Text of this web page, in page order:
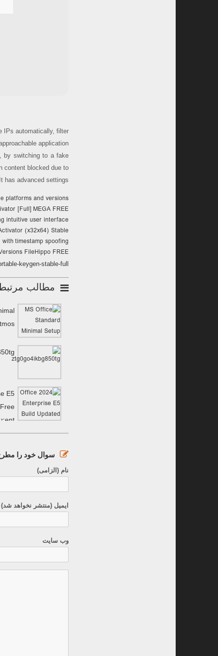
IPs automatically, filter
application
by switching to a fake
content blocked due to
has advanced settings.
platforms and versions
[Full] MEGA FREE
intuitive user interface
(x32x64) Stable
timestamp spoofing
FileHippo FREE
keygen-stable-full/
مطالب
E5
سوال خود را
نام (الزامی)
ایمیل (منتشر نخواهد
وب سایت